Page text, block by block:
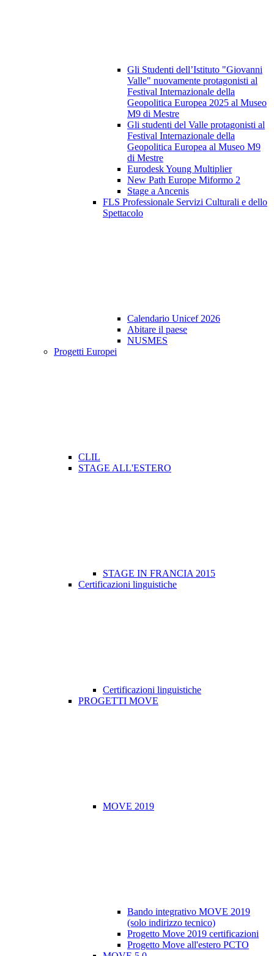
Gli Studenti dell’Istituto "Giovanni
Valle" nuovamente protagonisti al
Festival Internazionale della
Geopolitica Europea 2025 al Museo
M9 di Mestre
Gli studenti del Valle protagonisti al
Festival Internazionale della
Geopolitica Europea al Museo M9
di Mestre
Eurodesk Young Multiplier
New Path Europe Miformo 2
Stage a Ancenis
FLS Professionale Servizi Culturali e dello
Spettacolo
Calendario Unicef 2026
Abitare il paese
NUSMES
Progetti Europei
CLIL
STAGE ALL'ESTERO
STAGE IN FRANCIA 2015
Certificazioni linguistiche
Certificazioni linguistiche
PROGETTI MOVE
MOVE 2019
Bando integrativo MOVE 2019
(solo indirizzo tecnico)
Progetto Move 2019 certificazioni
Progetto Move all'estero PCTO